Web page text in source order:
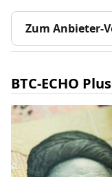
Zum Anbieter-
BTC-ECHO